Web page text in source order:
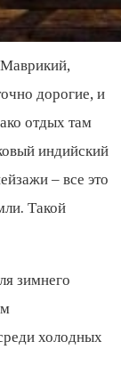
дорогие, и
отдых там
индийский
– все это
Такой
зимнего
холодных